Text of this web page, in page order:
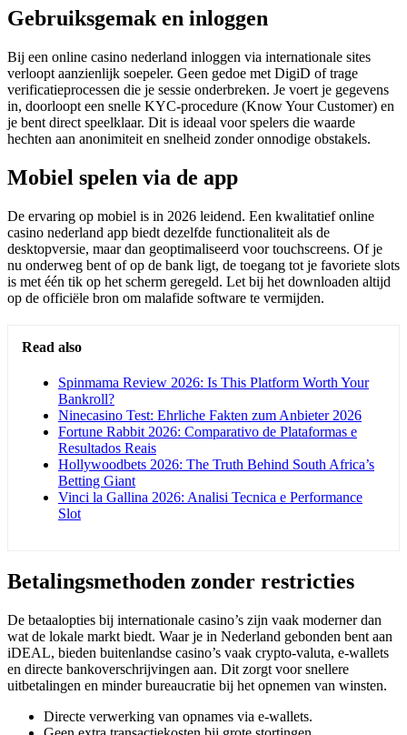
Gebruiksgemak en inloggen
Bij een online casino nederland inloggen via internationale sites
verloopt aanzienlijk soepeler. Geen gedoe met DigiD of trage
verificatieprocessen die je sessie onderbreken. Je voert je gegevens
in, doorloopt een snelle KYC-procedure (Know Your Customer) en
je bent direct speelklaar. Dit is ideaal voor spelers die waarde
hechten aan anonimiteit en snelheid zonder onnodige obstakels.
Mobiel spelen via de app
De ervaring op mobiel is in 2026 leidend. Een kwalitatief online
casino nederland app biedt dezelfde functionaliteit als de
desktopversie, maar dan geoptimaliseerd voor touchscreens. Of je
nu onderweg bent of op de bank ligt, de toegang tot je favoriete slots
is met één tik op het scherm geregeld. Let bij het downloaden altijd
op de officiële bron om malafide software te vermijden.
Read also
Spinmama Review 2026: Is This Platform Worth Your
Bankroll?
Ninecasino Test: Ehrliche Fakten zum Anbieter 2026
Fortune Rabbit 2026: Comparativo de Plataformas e
Resultados Reais
Hollywoodbets 2026: The Truth Behind South Africa’s
Betting Giant
Vinci la Gallina 2026: Analisi Tecnica e Performance
Slot
Betalingsmethoden zonder restricties
De betaalopties bij internationale casino’s zijn vaak moderner dan
wat de lokale markt biedt. Waar je in Nederland gebonden bent aan
iDEAL, bieden buitenlandse casino’s vaak crypto-valuta, e-wallets
en directe bankoverschrijvingen aan. Dit zorgt voor snellere
uitbetalingen en minder bureaucratie bij het opnemen van winsten.
Directe verwerking van opnames via e-wallets.